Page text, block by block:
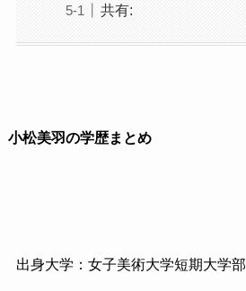
共有:
小松美羽の学歴まとめ
出身大学：女子美術大学短期大学部